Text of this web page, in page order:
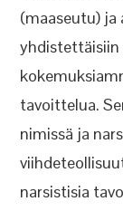
(maaseutu)
yhdistettäisiin
tavoittelua.
nimissä ja
narsistisia